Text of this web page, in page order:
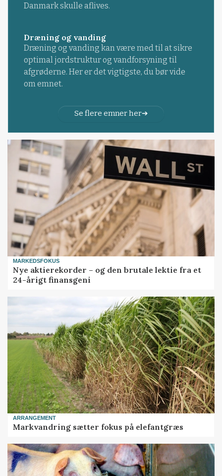
Danmark skulle aflives.
Dræning og vanding
Dræning og vanding kan være med til at sikre
optimal jordstruktur og vandforsyning til
afgrøderne. Her er det vigtigste, du bør vide
om emnet.
Se flere emner her
MARKEDSFOKUS
Nye aktierekorder – og den brutale lektie fra et
24-årigt finansgeni
ARRANGEMENT
Markvandring sætter fokus på elefantgræs